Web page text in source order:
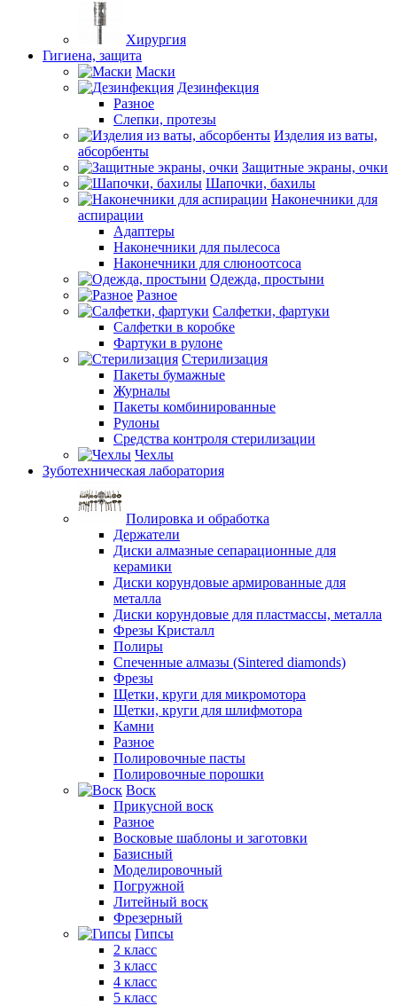
Хирургия
Гигиена, защита
Маски
Дезинфекция
Разное
Слепки, протезы
Изделия из ваты,
абсорбенты
Защитные экраны, очки
Шапочки, бахилы
Наконечники для
аспирации
Адаптеры
Наконечники для пылесоса
Наконечники для слюноотсоса
Одежда, простыни
Разное
Салфетки, фартуки
Салфетки в коробке
Фартуки в рулоне
Стерилизация
Пакеты бумажные
Журналы
Пакеты комбинированные
Рулоны
Средства контроля стерилизации
Чехлы
Зуботехническая лаборатория
Полировка и обработка
Держатели
Диски алмазные сепарационные для
керамики
Диски корундовые армированные для
металла
Диски корундовые для пластмассы, металла
Фрезы Кристалл
Полиры
Спеченные алмазы (Sintered diamonds)
Фрезы
Щетки, круги для микромотора
Щетки, круги для шлифмотора
Камни
Разное
Полировочные пасты
Полировочные порошки
Воск
Прикусной воск
Разное
Восковые шаблоны и заготовки
Базисный
Моделировочный
Погружной
Литейный воск
Фрезерный
Гипсы
2 класс
3 класс
4 класс
5 класс